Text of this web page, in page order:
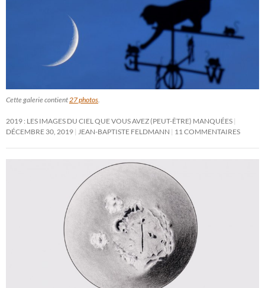
Cette galerie contient27 photos.
2019 : LES IMAGES DU CIEL QUE VOUS AVEZ (PEUT-ÊTRE) MANQUÉES
DÉCEMBRE 30, 2019 JEAN-BAPTISTE FELDMANN 11 COMMENTAIRES